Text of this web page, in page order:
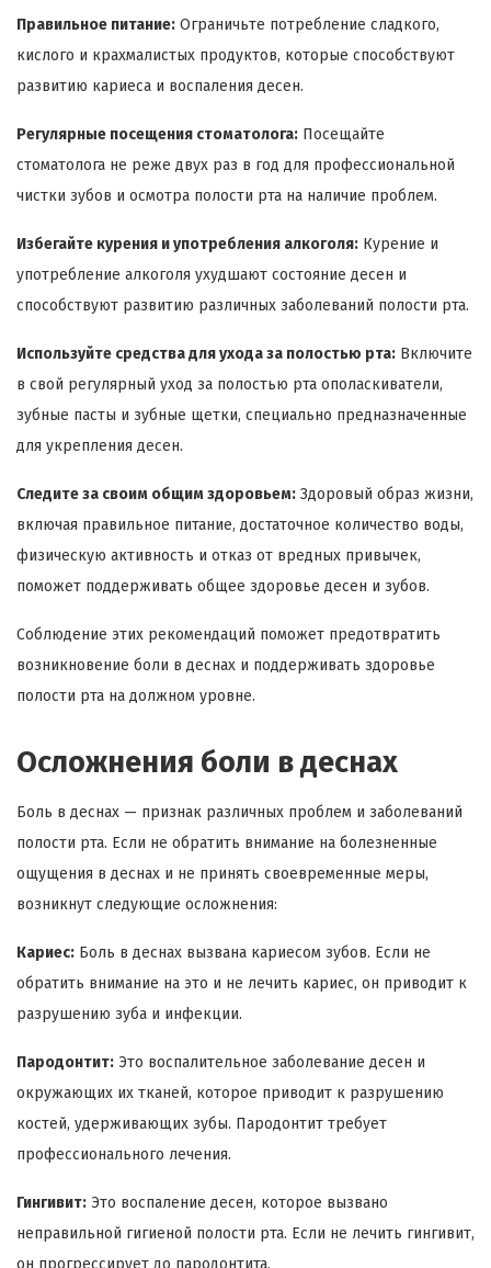
Правильное питание: Ограничьте потребление сладкого,
кислого и крахмалистых продуктов, которые способствуют
развитию кариеса и воспаления десен.
Регулярные посещения стоматолога: Посещайте
стоматолога не реже двух раз в год для профессиональной
чистки зубов и осмотра полости рта на наличие проблем.
Избегайте курения и употребления алкоголя: Курение и
употребление алкоголя ухудшают состояние десен и
способствуют развитию различных заболеваний полости рта.
Используйте средства для ухода за полостью рта: Включите
в свой регулярный уход за полостью рта ополаскиватели,
зубные пасты и зубные щетки, специально предназначенные
для укрепления десен.
Следите за своим общим здоровьем: Здоровый образ жизни,
включая правильное питание, достаточное количество воды,
физическую активность и отказ от вредных привычек,
поможет поддерживать общее здоровье десен и зубов.
Соблюдение этих рекомендаций поможет предотвратить
возникновение боли в деснах и поддерживать здоровье
полости рта на должном уровне.
Осложнения боли в деснах
Боль в деснах — признак различных проблем и заболеваний
полости рта. Если не обратить внимание на болезненные
ощущения в деснах и не принять своевременные меры,
возникнут следующие осложнения:
Кариес: Боль в деснах вызвана кариесом зубов. Если не
обратить внимание на это и не лечить кариес, он приводит к
разрушению зуба и инфекции.
Пародонтит: Это воспалительное заболевание десен и
окружающих их тканей, которое приводит к разрушению
костей, удерживающих зубы. Пародонтит требует
профессионального лечения.
Гингивит: Это воспаление десен, которое вызвано
неправильной гигиеной полости рта. Если не лечить гингивит,
он прогрессирует до пародонтита.